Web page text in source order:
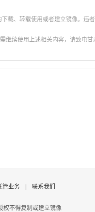
载、转载使用或者建立镜像。违者
续使用上述相关内容，请致电
管业务 联系我们
权不得复制或建立镜像